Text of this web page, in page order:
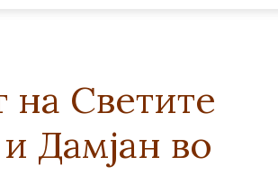
новозеландска
на Светите
Дамјан во